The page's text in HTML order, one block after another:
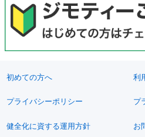
初めての方へ 利
プライバシーポリシー プ
健全化に資する運用方針 お